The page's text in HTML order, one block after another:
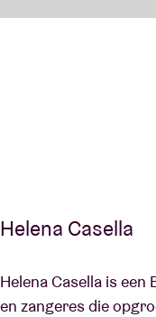
Helena Casella
Helena Casella is
en zangeres die